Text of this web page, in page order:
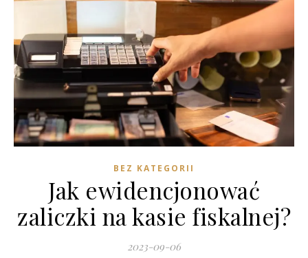
BEZ KATEGORII
Jak ewidencjonować
zaliczki na kasie fiskalnej?
2023-09-06